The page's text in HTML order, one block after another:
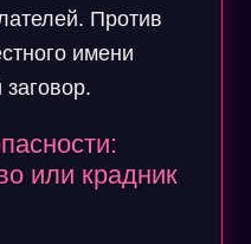
Против
имени
или крадник